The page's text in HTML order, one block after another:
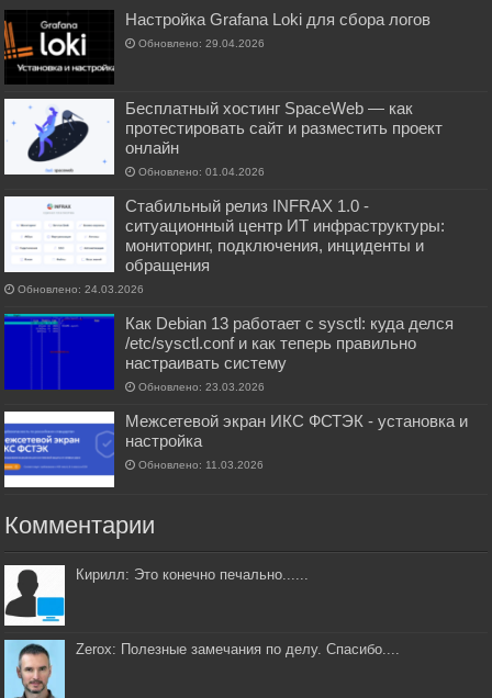
Настройка Grafana Loki для сбора логов
Обновлено: 29.04.2026
Бесплатный хостинг SpaceWeb — как
протестировать сайт и разместить проект
онлайн
Обновлено: 01.04.2026
Стабильный релиз INFRAX 1.0 -
ситуационный центр ИТ инфраструктуры:
мониторинг, подключения, инциденты и
обращения
Обновлено: 24.03.2026
Как Debian 13 работает с sysctl: куда делся
/etc/sysctl.conf и как теперь правильно
настраивать систему
Обновлено: 23.03.2026
Межсетевой экран ИКС ФСТЭК - установка и
настройка
Обновлено: 11.03.2026
Комментарии
Кирилл: Это конечно печально......
Zerox: Полезные замечания по делу. Спасибо....